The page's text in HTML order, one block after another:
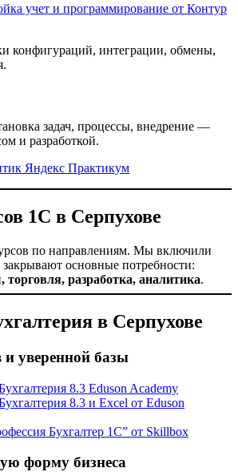
учет и программирование от Контур
конфигураций, интеграции, обмены,
задач, процессы, внедрение —
и разработкой.
Яндекс Практикум
1С в Серпухове
по направлениям. Мы включили
основные потребности:
торговля, разработка, аналитика.
в Серпухове
уверенной базы
8.3 Eduson Academy
8.3 и Excel от Eduson
Бухгалтер 1С” от Skillbox
форму бизнеса